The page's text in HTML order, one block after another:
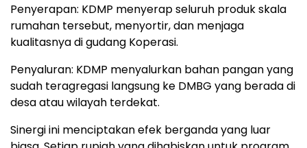
Penyerapan: KDMP menyerap seluruh produk skala
rumahan tersebut, menyortir, dan menjaga
kualitasnya di gudang Koperasi.
Penyaluran: KDMP menyalurkan bahan pangan yang
sudah teragregasi langsung ke DMBG yang berada di
desa atau wilayah terdekat.
Sinergi ini menciptakan efek berganda yang luar